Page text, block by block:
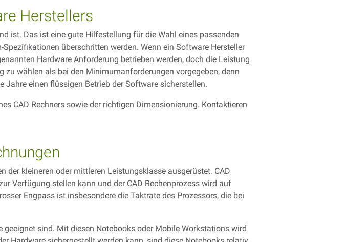
Herstellers
ist. Das ist eine gute Hilfestellung für die Wahl eines passenden
überschritten werden. Wenn ein Software Hersteller
Hardware Anforderung betrieben werden, doch die Leistung
wählen als bei den Minimumanforderungen vorgegeben, denn
einen flüssigen Betrieb der Software sicherstellen.
CAD Rechners sowie der richtigen Dimensionierung. Kontaktieren
der kleineren oder mittleren Leistungsklasse ausgerüstet. CAD
Verfügung stellen kann und der CAD Rechenprozess wird auf
Engpass ist insbesondere die Taktrate des Prozessors, die bei
sind. Mit diesen Notebooks oder Mobile Workstations wird